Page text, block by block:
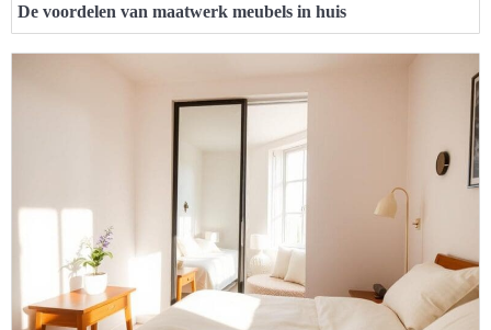
De voordelen van maatwerk meubels in huis